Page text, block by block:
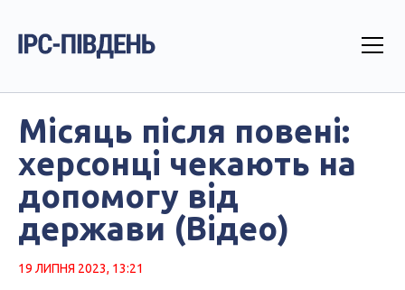
Місяць після повені:
херсонці чекають на
допомогу від
держави (Відео)
19 ЛИПНЯ 2023, 13:21